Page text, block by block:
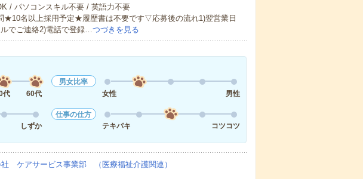
/ パソコンスキル不要 / 英語力不要
★10名以上採用予定★履歴書は不要です▽応募後の流れ1)翌営業日
でご連絡2)電話で登録…つづきを見る
代 60代
男女比率
女性
男性
しずか
仕事の仕方
テキパキ
コツコツ
社 ケアサービス事業部 （医療福祉介護関連）